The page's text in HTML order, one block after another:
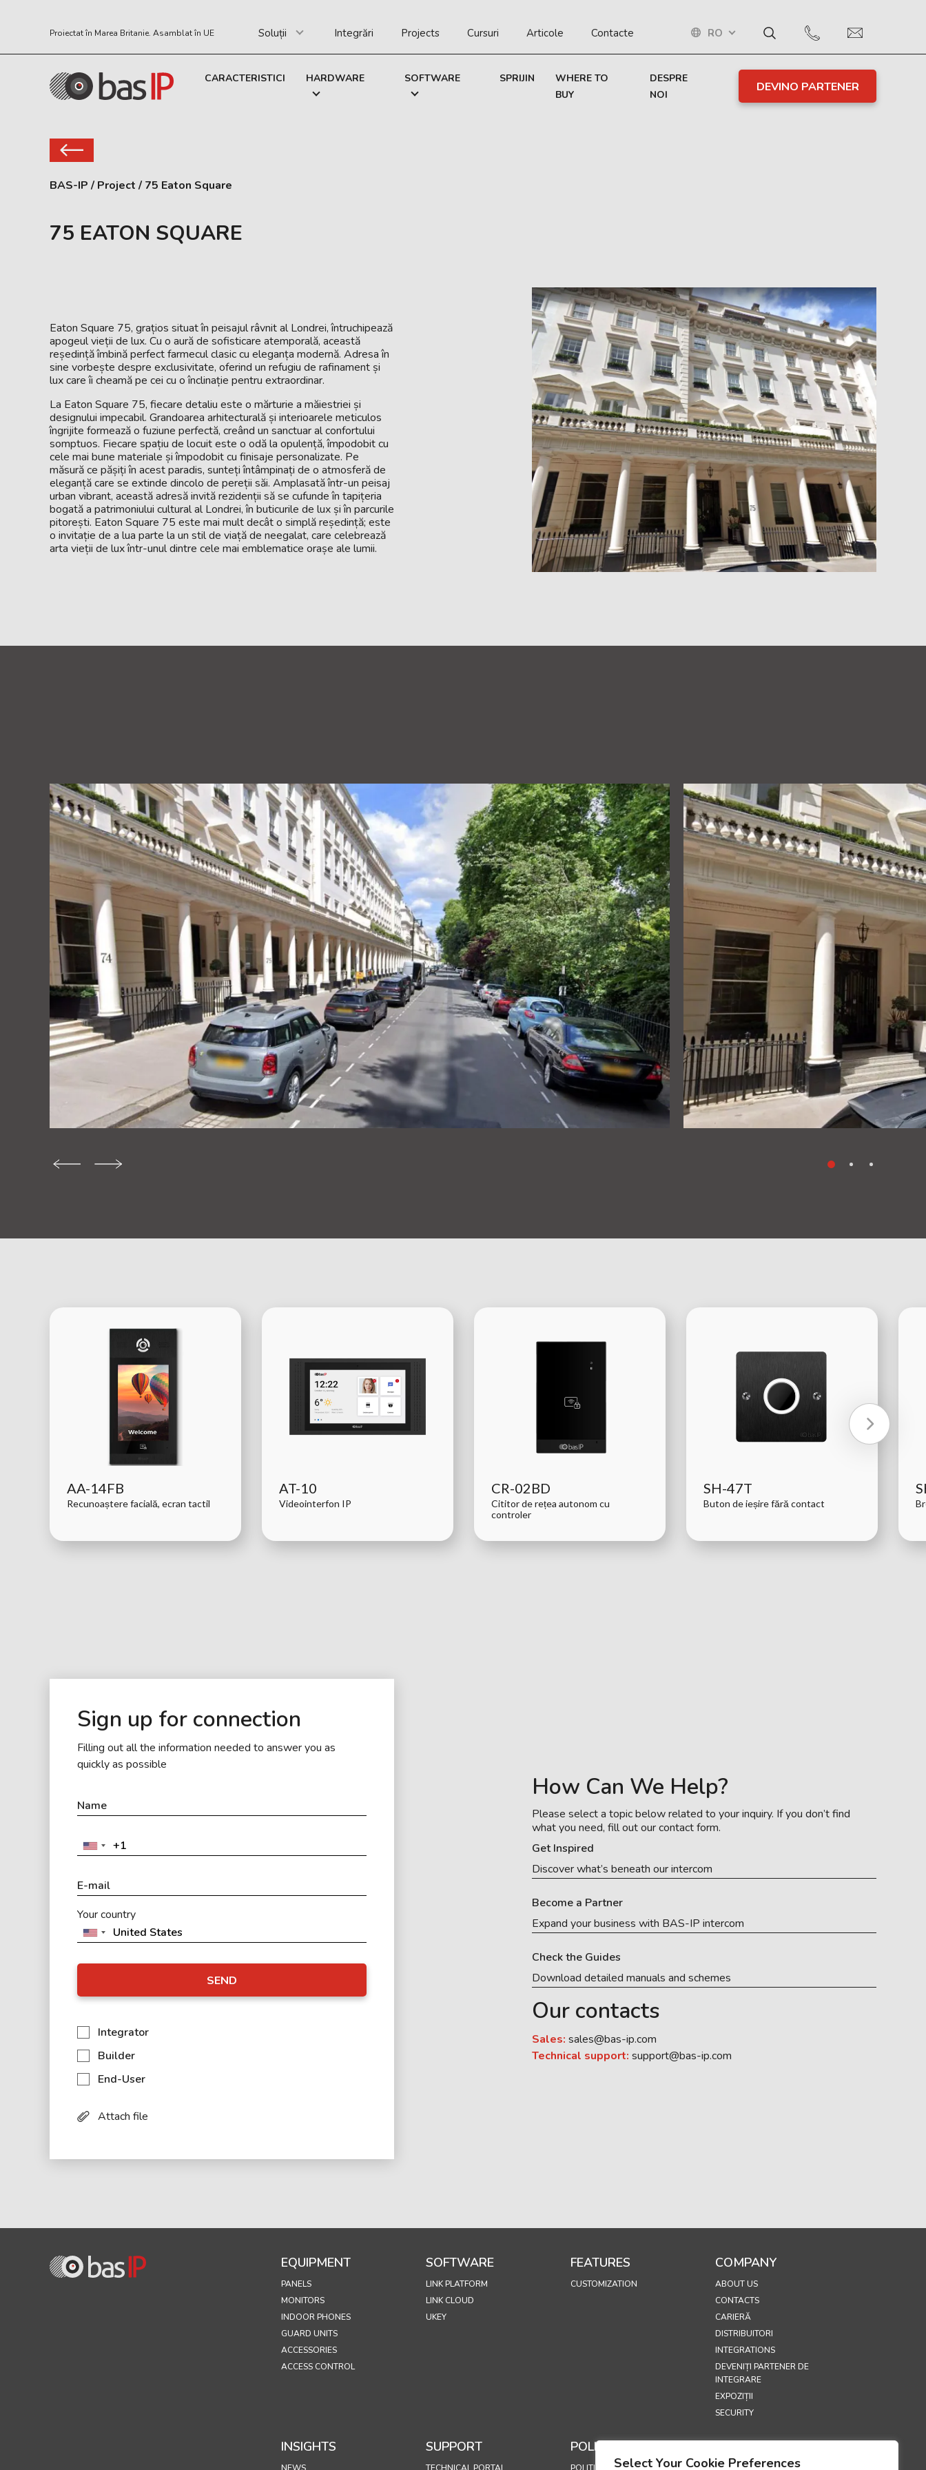
Select Your Cookie Preferences
Proiectat în Marea Britanie. Asamblat în UE Soluții Integrări Projects Cursuri Articole Contacte RO
CARACTERISTICI HARDWARE SOFTWARE SPRIJIN
WHERE TO
BUY
DESPRE
NOI
DEVINO PARTENER
BAS-IP / Project / 75 Eaton Square
75 EATON SQUARE
Eaton Square 75, grațios situat în peisajul râvnit al Londrei, întruchipează
apogeul vieții de lux. Cu o aură de sofisticare atemporală, această
reședință îmbină perfect farmecul clasic cu eleganța modernă. Adresa în
sine vorbește despre exclusivitate, oferind un refugiu de rafinament și
lux care îi cheamă pe cei cu o înclinație pentru extraordinar.
La Eaton Square 75, fiecare detaliu este o mărturie a măiestriei și
designului impecabil. Grandoarea arhitecturală și interioarele meticulos
îngrijite formează o fuziune perfectă, creând un sanctuar al confortului
somptuos. Fiecare spațiu de locuit este o odă la opulență, împodobit cu
cele mai bune materiale și împodobit cu finisaje personalizate. Pe
măsură ce pășiți în acest paradis, sunteți întâmpinați de o atmosferă de
eleganță care se extinde dincolo de pereții săi. Amplasată într-un peisaj
urban vibrant, această adresă invită rezidenții să se cufunde în tapițeria
bogată a patrimoniului cultural al Londrei, în buticurile de lux și în parcurile
pitorești. Eaton Square 75 este mai mult decât o simplă reședință; este
o invitație de a lua parte la un stil de viață de neegalat, care celebrează
arta vieții de lux într-unul dintre cele mai emblematice orașe ale lumii.
AA-14FB
Recunoaștere facială, ecran tactil
AT-10
Videointerfon IP
CR-02BD
Cititor de rețea autonom cu
controler
SH-47T
Buton de ieșire fără contact
Sign up for connection
Filling out all the information needed to answer you as
quickly as possible
Your country
SEND
Integrator
Builder
End-User
Attach file
How Can We Help?
Please select a topic below related to your inquiry. If you don’t find
what you need, fill out our contact form.
Get Inspired
Discover what’s beneath our intercom
Become a Partner
Expand your business with BAS-IP intercom
Check the Guides
Download detailed manuals and schemes
Our contacts
Sales: sales@bas-ip.com
Technical support: support@bas-ip.com
EQUIPMENT
PANELS
MONITORS
INDOOR PHONES
GUARD UNITS
ACCESSORIES
ACCESS CONTROL
SOFTWARE
LINK PLATFORM
LINK CLOUD
UKEY
FEATURES
CUSTOMIZATION
COMPANY
ABOUT US
CONTACTS
CARIERĂ
DISTRIBUITORI
INTEGRATIONS
DEVENIȚI PARTENER DE
INTEGRARE
EXPOZIȚII
SECURITY
INSIGHTS SUPPORT POLICIES